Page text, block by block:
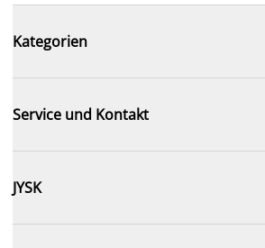
Kategorien
Service und Kontakt
JYSK